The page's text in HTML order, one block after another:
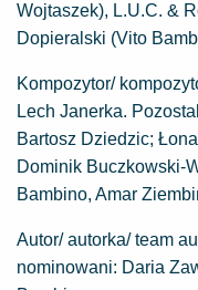
Wojtaszek), L.U.C. &
Dopieralski (Vito
Kompozytor/
Lech Janerka.
Bartosz Dziedzic;
Dominik Buczkowski-
Bambino, Amar
Autor/ autorka/ team
nominowani: Daria